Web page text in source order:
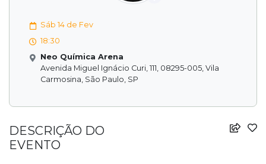
Sáb 14 de Fev
18:30
Neo Química Arena
Avenida Miguel Ignácio Curi, 111, 08295-005, Vila
Carmosina, São Paulo, SP
DESCRIÇÃO DO
EVENTO